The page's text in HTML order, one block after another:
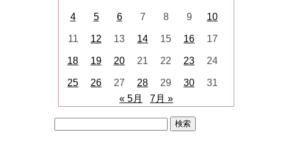
4 5 6 7 8 9 10
11 12 13 14 15 16 17
18 19 20 21 22 23 24
25 26 27 28 29 30
31
« 5月
7月 »
検
索: